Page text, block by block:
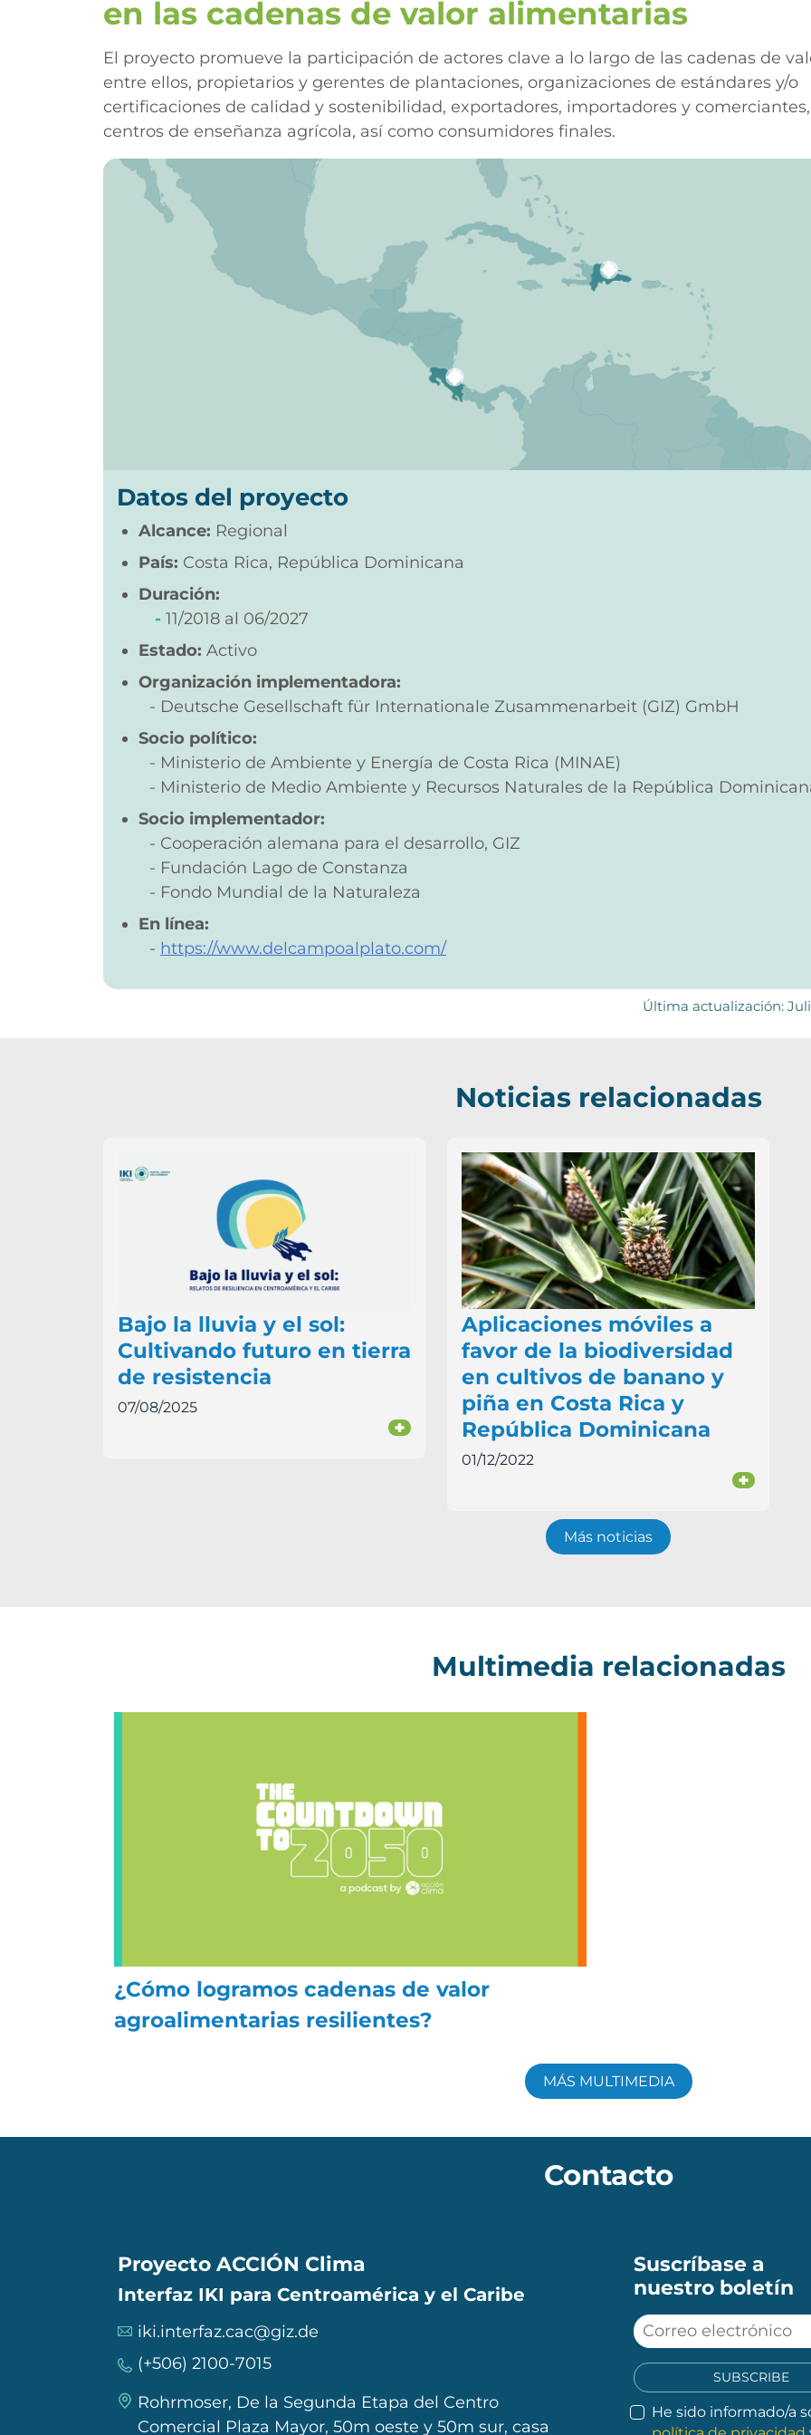
en las cadenas de valor alimentarias
El proyecto promueve la participación de actores clave a lo largo de las cadenas de
entre ellos, propietarios y gerentes de plantaciones, organizaciones de estándares y/o
certificaciones de calidad y sostenibilidad, exportadores, importadores y comerciantes,
centros de enseñanza agrícola, así como consumidores finales.
Datos del proyecto
Alcance: Regional
País: Costa Rica, República Dominicana
Duración:
11/2018
06/2027
Estado: Activo
Organización implementadora:
Deutsche Gesellschaft für Internationale Zusammenarbeit (GIZ) GmbH
Socio político:
Ministerio de Ambiente y Energía de Costa Rica (MINAE)
Ministerio de Medio Ambiente y Recursos Naturales de la República
Socio implementador:
Cooperación alemana para el desarrollo, GIZ
Fundación Lago de Constanza
Fondo Mundial de la Naturaleza
En línea:
https://www.delcampoalplato.com/
Última actualización:
Noticias relacionadas
Bajo la lluvia y el sol:
Cultivando futuro en tierra
de resistencia
07/08/2025
+
Aplicaciones móviles a
favor de la biodiversidad
en cultivos de banano y
piña en Costa Rica y
República Dominicana
01/12/2022
+
Más noticias
Multimedia relacionadas
¿Cómo logramos cadenas de valor
agroalimentarias resilientes?
MÁS MULTIMEDIA
Contacto
Proyecto ACCIÓN Clima
Interfaz IKI para Centroamérica y el Caribe
iki.interfaz.cac@giz.de
(+506) 2100-7015
Rohrmoser, De la Segunda Etapa del Centro
Comercial Plaza Mayor, 50m oeste y 50m sur, casa
Suscríbase a
nuestro boletín
SUBSCRIBE
He sido informado/a